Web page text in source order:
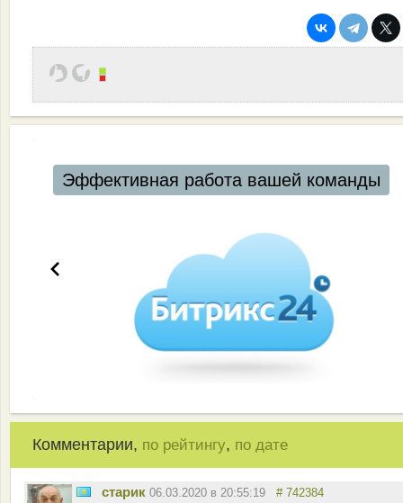
Эффективная работа вашей команды
Комментарии, по рейтингу, по дате
старик 06.03.2020 в 20:55:19 # 742384